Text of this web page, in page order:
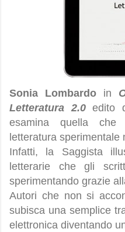
Sonia Lombardo in
Letteratura 2.0edito
esamina quella
letteratura sperimentale
Infatti, la Saggista
letterarie che gli
sperimentando grazie
Autori che non si
subisca una semplice
elettronica diventando